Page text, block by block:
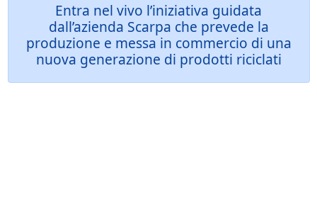
Entra nel vivo l’iniziativa guidata
dall’azienda Scarpa che prevede la
produzione e messa in commercio di una
nuova generazione di prodotti riciclati